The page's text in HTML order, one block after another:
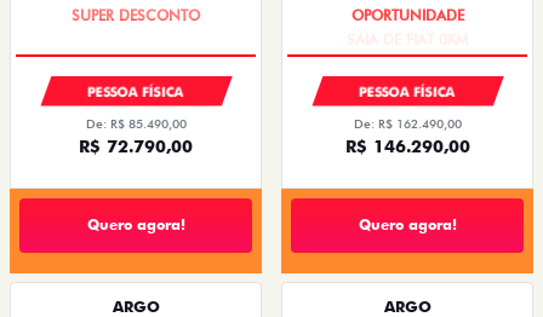
PESSOA FÍSICA
De: R$ 85.490,00
R$ 72.790,00
Quero agora!
PESSOA FÍSICA
De: R$ 162.490,00
R$ 146.290,00
Quero agora!
ARGO ARGO